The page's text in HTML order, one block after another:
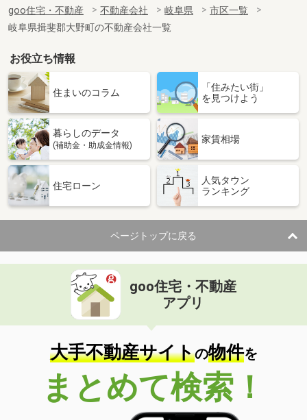
goo住宅・不動産 不動産会社 岐阜県
市区一覧
岐阜県揖斐郡大野町の不動産会社一覧
お役立ち情報
住まいのコラム
「住みたい街」
を見つけよう
暮らしのデータ
(補助金・助成金情報)
家賃相場
住宅ローン
人気タウン
ランキング
ページトップに戻る
goo住宅・不動産
アプリ
大手不動産サイトの物件を
まとめて検索！